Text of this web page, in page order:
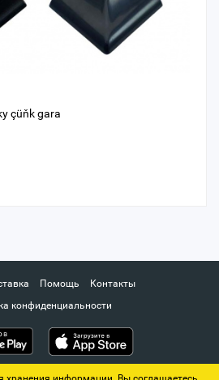
çüňk gara
Помощь
Контакты
конфиденциальности